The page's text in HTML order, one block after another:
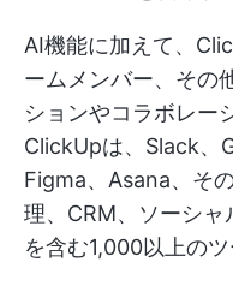
AI機能に加えて、
ームメンバー、その
ションやコラボレー
ClickUpは、Slack、
Figma、Asana、そ
理、CRM、ソーシャ
を含む1,000以上の